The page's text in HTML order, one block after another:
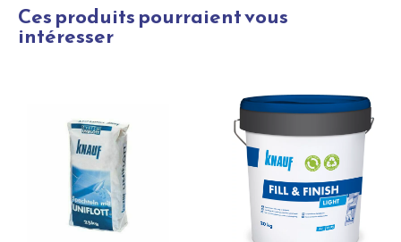
Ces produits pourraient vous
intéresser